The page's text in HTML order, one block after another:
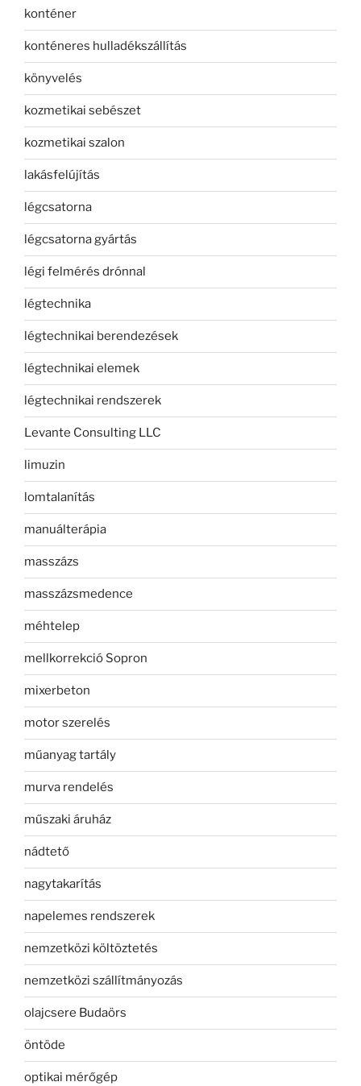
konténer
konténeres hulladékszállítás
könyvelés
kozmetikai sebészet
kozmetikai szalon
lakásfelújítás
légcsatorna
légcsatorna gyártás
légi felmérés drónnal
légtechnika
légtechnikai berendezések
légtechnikai elemek
légtechnikai rendszerek
Levante Consulting LLC
limuzin
lomtalanítás
manuálterápia
masszázs
masszázsmedence
méhtelep
mellkorrekció Sopron
mixerbeton
motor szerelés
műanyag tartály
murva rendelés
műszaki áruház
nádtető
nagytakarítás
napelemes rendszerek
nemzetközi költöztetés
nemzetközi szállítmányozás
olajcsere Budaörs
öntöde
optikai mérőgép